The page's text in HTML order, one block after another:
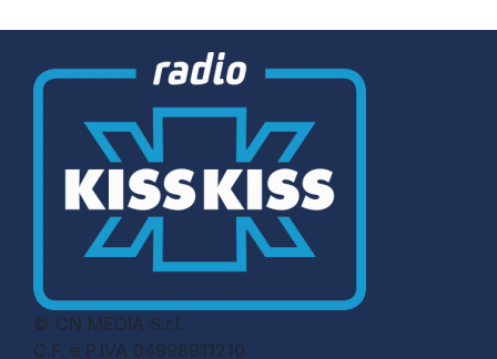
© CN MEDIA S.r.l.
C.F. e P.IVA 04998911210